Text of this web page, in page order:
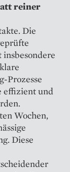
reiner
Die
Prozesse
effizient und
Wochen,
Diese